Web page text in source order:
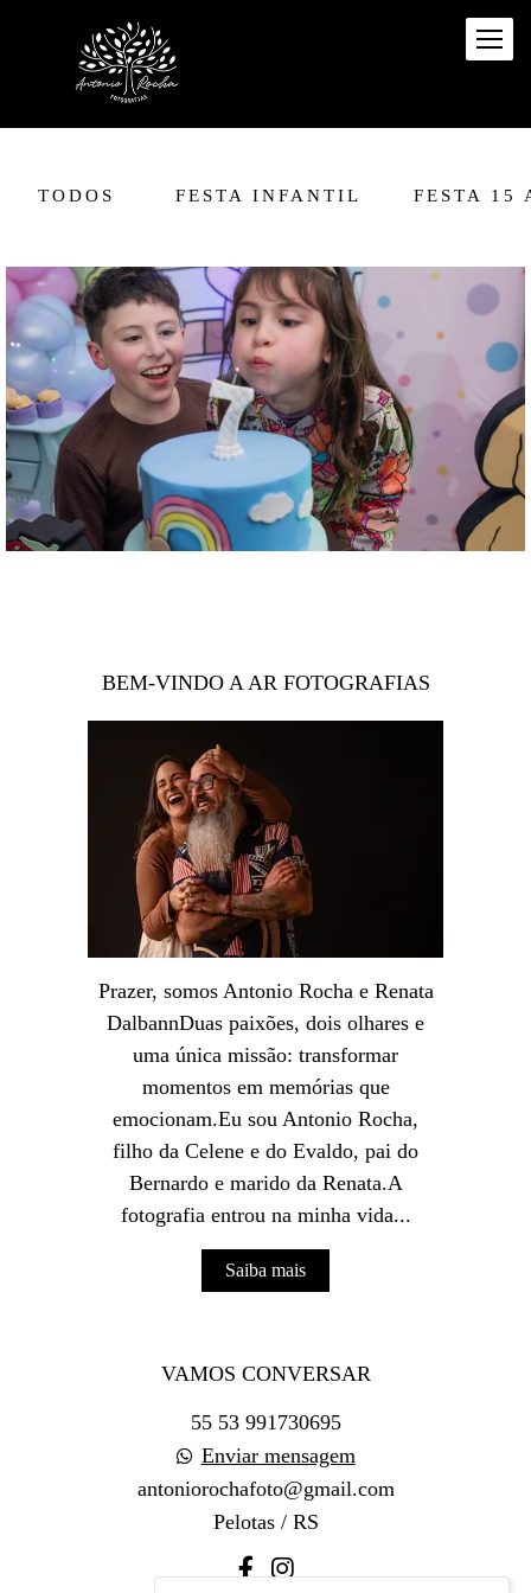
TODOS FESTA INFANTIL FESTA 15
BEM-VINDO A AR FOTOGRAFIAS
Prazer, somos Antonio Rocha e Renata
DalbannDuas paixões, dois olhares e
uma única missão: transformar
momentos em memórias que
emocionam.Eu sou Antonio Rocha,
filho da Celene e do Evaldo, pai do
Bernardo e marido da Renata.A
fotografia entrou na minha vida...
Saiba mais
VAMOS CONVERSAR
55 53 991730695
Enviar mensagem
antoniorochafoto@gmail.com
Pelotas / RS